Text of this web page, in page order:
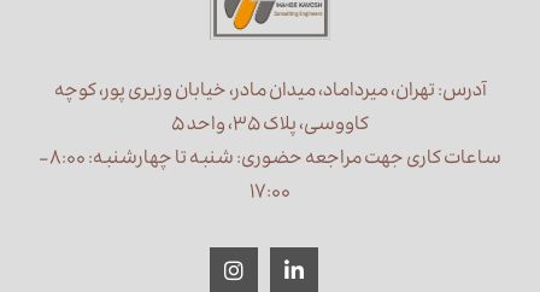
آدرس: تهران، میرداماد، میدان مادر، خیابان وزیری پور، کوچه
کاووسی، پلاک ۳۵، واحد ۵
ساعات کاری جهت مراجعه حضوری: شنبه تا چهارشنبه: ۸:۰۰ –
۱۷:۰۰